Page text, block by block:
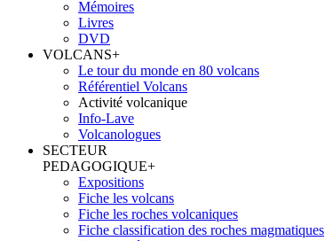
Mémoires
Livres
DVD
VOLCANS+
Le tour du monde en 80 volcans
Référentiel Volcans
Activité volcanique
Info-Lave
Volcanologues
SECTEUR
PEDAGOGIQUE+
Expositions
Fiche les volcans
Fiche les roches volcaniques
Fiche classification des roches magmatiques